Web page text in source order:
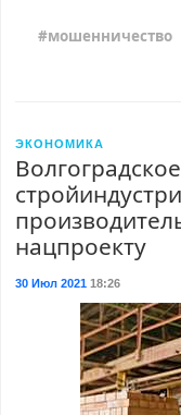
мошенничество
ЭКОНОМИКА
нацпроекту
30 Июл 202118:26